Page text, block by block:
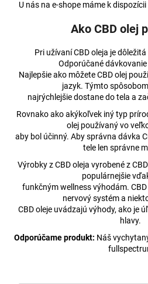
U nás na e-shope máme k
Ako CBD olej
Pri užívaní CBD oleja je
Odporúčané
Najlepšie ako môžete CBD olej
jazyk. Týmto
najrýchlejšie dostane do tela a
Rovnako ako akýkoľvek iný typ
olej používaný vo
aby bol účinný. Aby správna dávka
tele len správne
Výrobky z CBD oleja vyrobené z
populárnejšie
funkčným wellness výhodám.
nervový systém a
CBD oleje uvádzajú výhody, ako je
hlavy.
Odporúčame produkt: Náš